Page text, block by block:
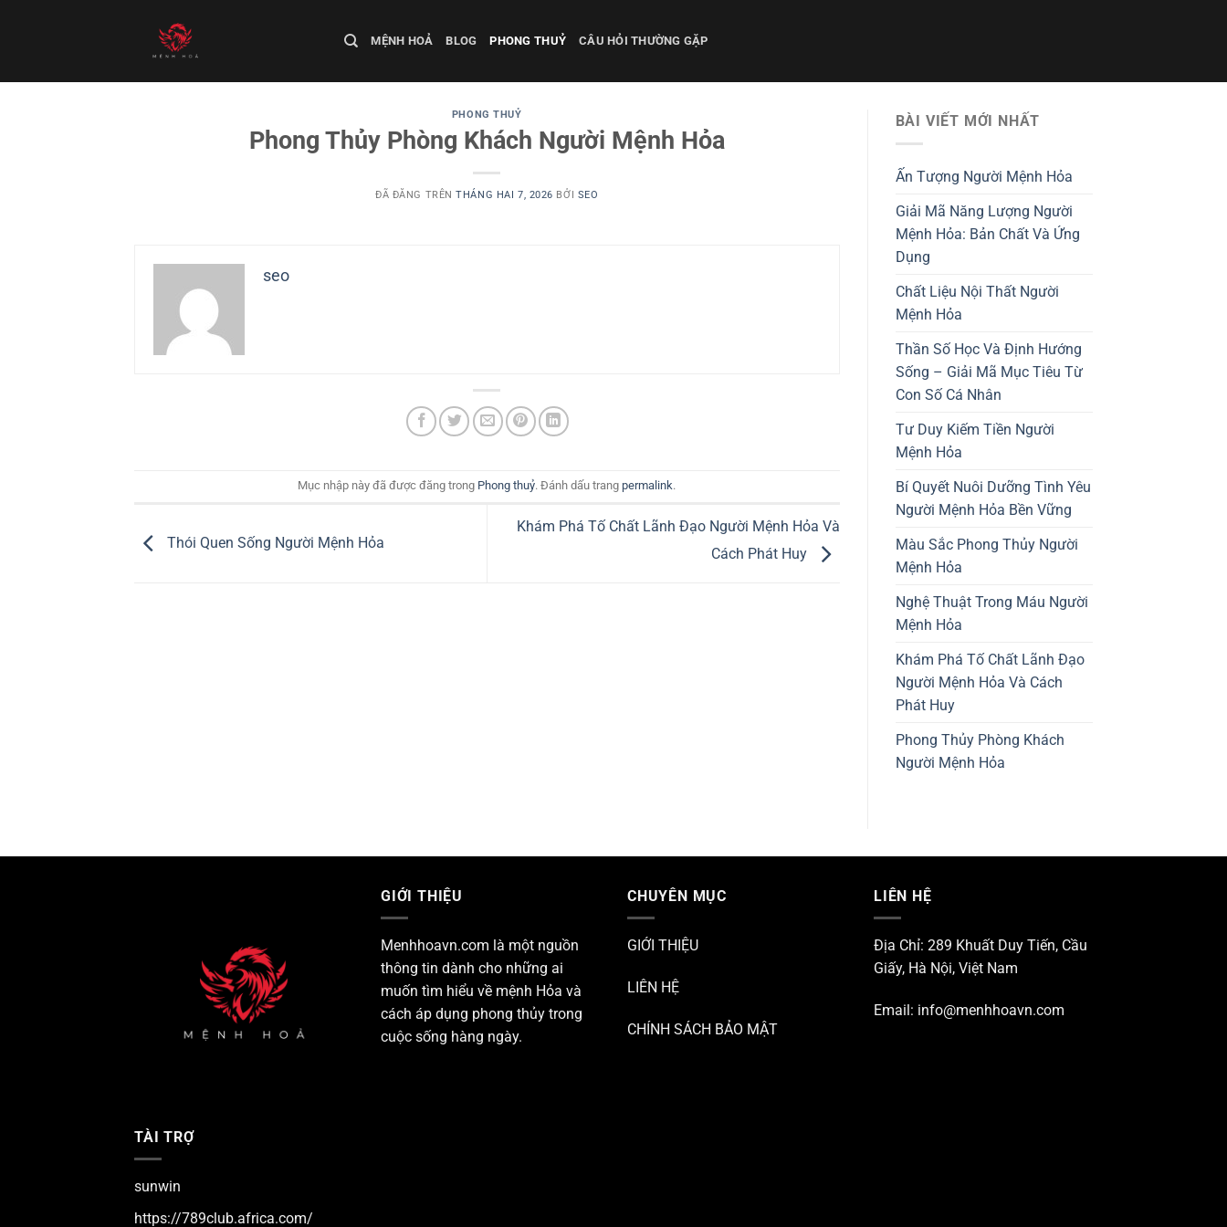
dung
MỆNH HOẢ BLOG PHONG THUỶ CÂU HỎI THƯỜNG GẶP
PHONG THUỶ
Phong Thủy Phòng Khách Người Mệnh Hỏa
ĐÃ ĐĂNG TRÊNTHÁNG HAI 7, 2026 BỞI SEO
seo
Mục nhập này đã được đăng trong Phong thuỷ. Đánh dấu trang permalink.
Thói Quen Sống Người Mệnh Hỏa
Khám Phá Tố Chất Lãnh Đạo Người Mệnh Hỏa Và
Cách Phát Huy
BÀI VIẾT MỚI NHẤT
Ấn Tượng Người Mệnh Hỏa
Giải Mã Năng Lượng Người
Mệnh Hỏa: Bản Chất Và Ứng
Dụng
Chất Liệu Nội Thất Người
Mệnh Hỏa
Thần Số Học Và Định Hướng
Sống – Giải Mã Mục Tiêu Từ
Con Số Cá Nhân
Tư Duy Kiếm Tiền Người
Mệnh Hỏa
Bí Quyết Nuôi Dưỡng Tình Yêu
Người Mệnh Hỏa Bền Vững
Màu Sắc Phong Thủy Người
Mệnh Hỏa
Nghệ Thuật Trong Máu Người
Mệnh Hỏa
Khám Phá Tố Chất Lãnh Đạo
Người Mệnh Hỏa Và Cách
Phát Huy
Phong Thủy Phòng Khách
Người Mệnh Hỏa
GIỚI THIỆU
Menhhoavn.com là một nguồn
thông tin dành cho những ai
muốn tìm hiểu về mệnh Hỏa và
cách áp dụng phong thủy trong
cuộc sống hàng ngày.
CHUYÊN MỤC
GIỚI THIỆU
LIÊN HỆ
CHÍNH SÁCH BẢO MẬT
LIÊN HỆ
Địa Chỉ: 289 Khuất Duy Tiến, Cầu
Giấy, Hà Nội, Việt Nam
Email: info@menhhoavn.com
TÀI TRỢ
sunwin
https://789club.africa.com/